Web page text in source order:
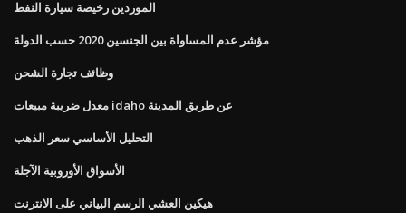
الموردين رخيصة سيارة النفط
مؤشر عدم المساواة بين الجنسين 2020 حسب الدولة
وظائف تجارة الشحن
معدل ضريبة مبيعات idaho عن طريق المدينة
التحليل الأساسي سعر الذهب
الأسواق الأوروبية الآجلة
هيكين العشي الرسم البياني على الانترنت